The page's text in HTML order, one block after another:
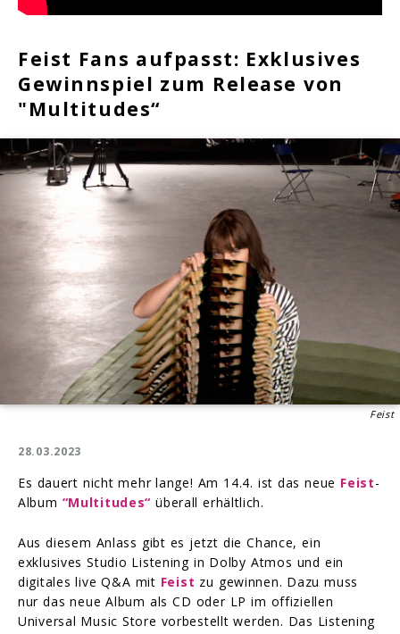
Feist Fans aufpasst: Exklusives
Gewinnspiel zum Release von
"Multitudes“
Feist
28.03.2023
Es dauert nicht mehr lange! Am 14.4. ist das neue Feist-
Album “Multitudes“ überall erhältlich.
Aus diesem Anlass gibt es jetzt die Chance, ein
exklusives Studio Listening in Dolby Atmos und ein
digitales live Q&A mit Feist zu gewinnen. Dazu muss
nur das neue Album als CD oder LP im offiziellen
Universal Music Store vorbestellt werden. Das Listening